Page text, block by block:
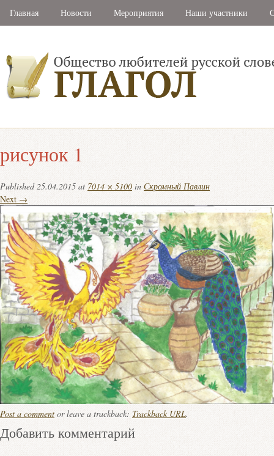
Главная Новости Мероприятия Наши участники
рисунок 1
Published25.04.2015 at 7014 × 5100 in Скромный Павлин
Next →
Post a comment or leave a trackback: Trackback URL.
Добавить комментарий